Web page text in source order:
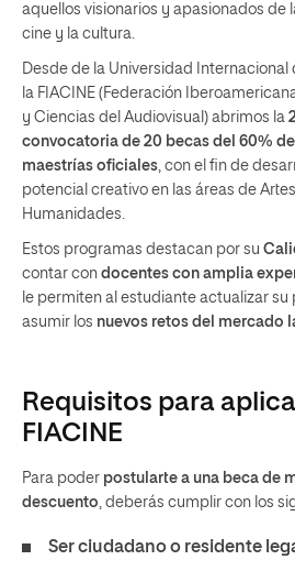
aquellos visionarios y apasionados de
cine y la cultura.
Desde de la Universidad Internacional
la FIACINE (Federación
y Ciencias del Audiovisual) abrimos la
convocatoria de 20 becas del 60%
maestrías oficiales , con el fin de
potencial creativo en las áreas de
Humanidades.
Estos programas destacan por su
contar con docentes con amplia
le permiten al estudiante actualizar su
asumir los nuevos retos del mercado
Requisitos para
FIACINE
Para poder postularte a una beca de
descuento , deberás cumplir con los
Ser ciudadano o residente